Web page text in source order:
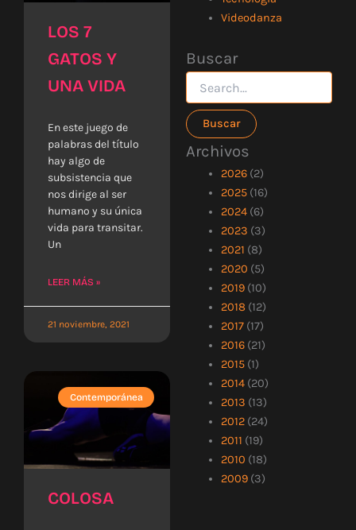
Videodanza
Buscar
Buscar
por:
Archivos
2026(2)
2025(16)
2024(6)
2023 (3)
2021 (8)
2020 (5)
2019(10)
2018 (12)
2017(17)
2016(21)
2015(1)
2014(20)
2013 (13)
2012(24)
2011 (19)
2010 (18)
2009(3)
LOS 7
GATOS Y
UNA VIDA
En este juego de
palabras del título
hay algo de
subsistencia que
nos dirige al ser
humano y su única
vida para transitar.
Un
LEER MÁS »
21 noviembre, 2021
Contemporánea
COLOSA